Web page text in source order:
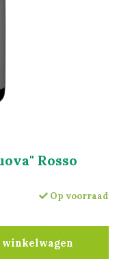
Rosso
Op voorraad
winkelwagen